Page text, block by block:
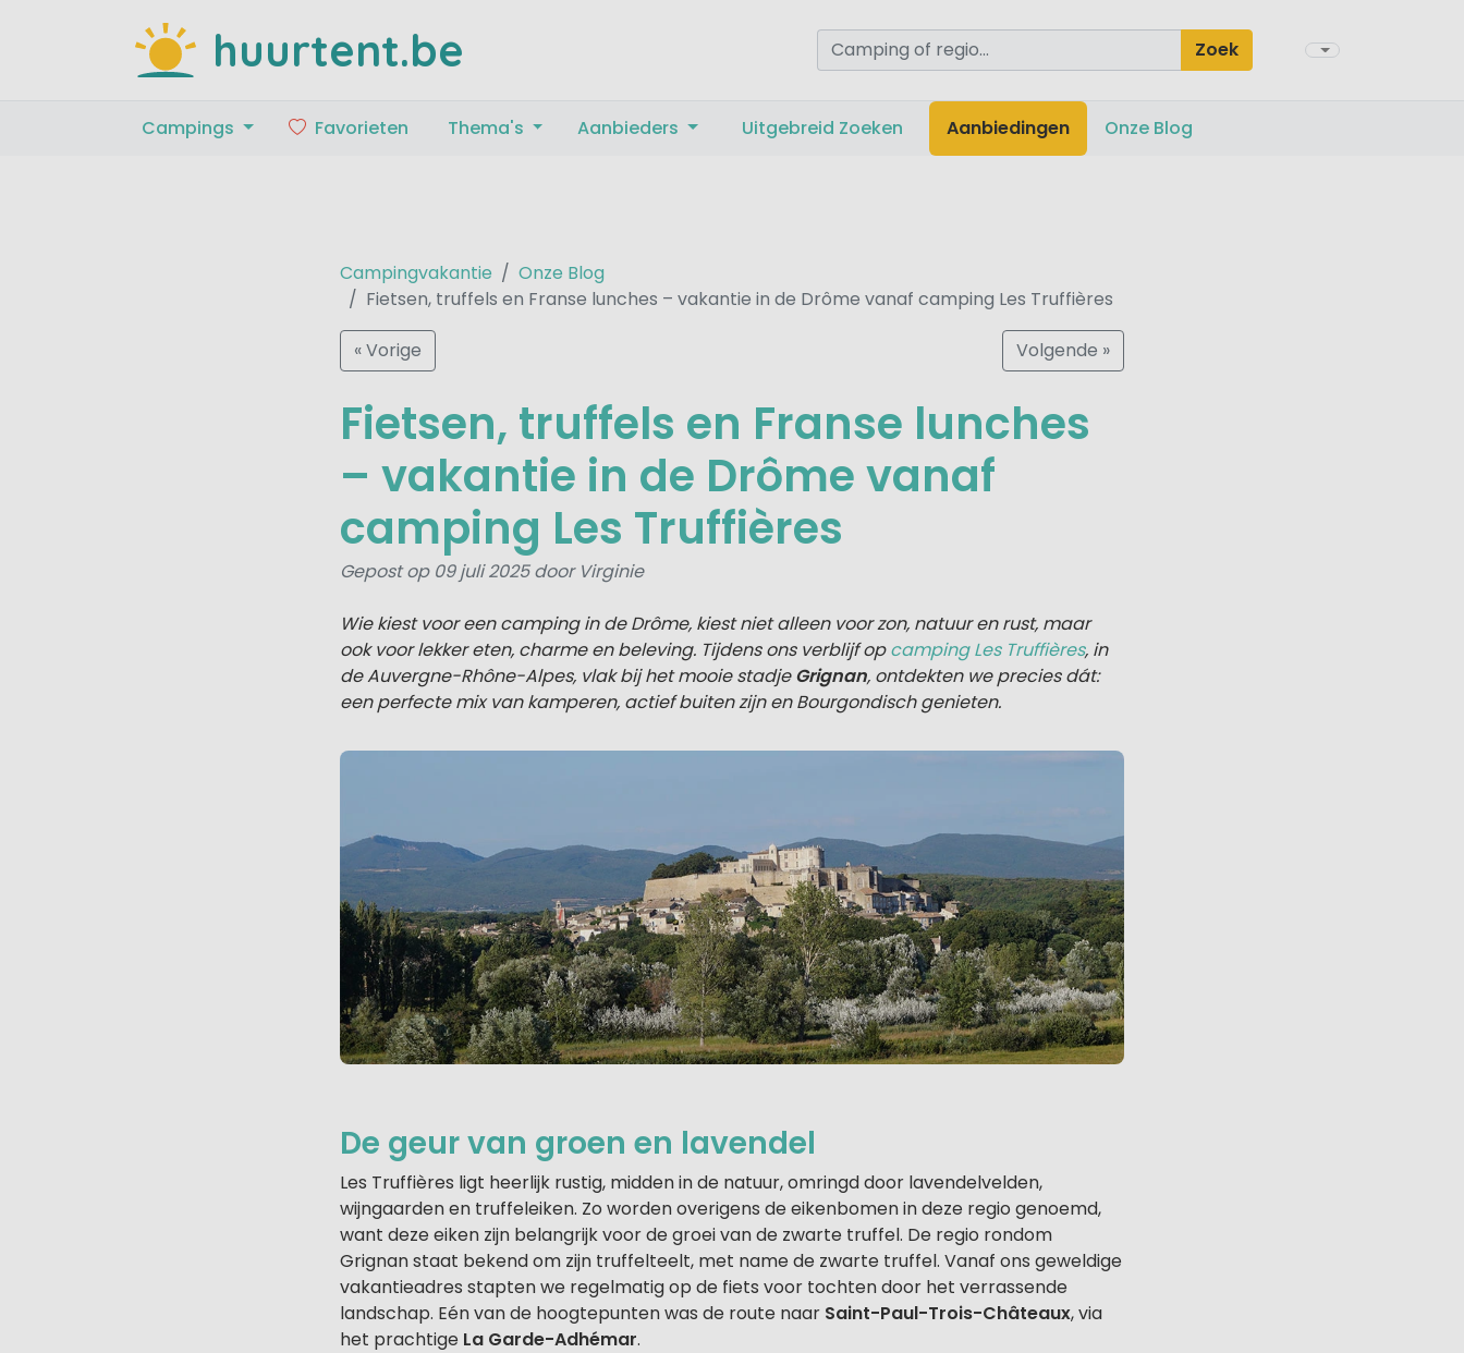
huurtent.be Zoek
Campings Favorieten Thema's Aanbieders Uitgebreid Zoeken Aanbiedingen Onze Blog
Campingvakantie
Onze Blog
Fietsen, truffels en Franse lunches – vakantie in de Drôme vanaf camping Les Truffières
« Vorige Volgende »
Fietsen, truffels en Franse lunches
– vakantie in de Drôme vanaf
camping Les Truffières
Gepost op 09 juli 2025 door Virginie
Wie kiest voor een camping in de Drôme, kiest niet alleen voor zon, natuur en rust, maar
ook voor lekker eten, charme en beleving. Tijdens ons verblijf opcamping Les Truffières, in
de Auvergne-Rhône-Alpes, vlak bij het mooie stadjeGrignan, ontdekten we precies dát:
een perfecte mix van kamperen, actief buiten zijn en Bourgondisch genieten.
De geur van groen en lavendel
Les Truffières ligt heerlijk rustig, midden in de natuur, omringd door lavendelvelden,
wijngaarden en truffeleiken. Zo worden overigens de eikenbomen in deze regio genoemd,
want deze eiken zijn belangrijk voor de groei van de zwarte truffel. De regio rondom
Grignan staat bekend om zijn truffelteelt, met name de zwarte truffel. Vanaf ons geweldige
vakantieadres stapten we regelmatig op de fiets voor tochten door het verrassende
landschap. Eén van de hoogtepunten was de route naar Saint-Paul-Trois-Châteaux, via
het prachtige La Garde-Adhémar.